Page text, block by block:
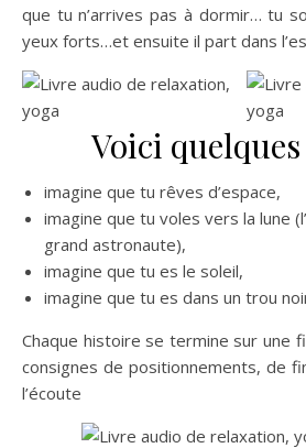
que tu n’arrives pas à dormir… tu
yeux forts…et ensuite il part dans
Voici
imagine que tu rêves d’espace,
imagine que tu voles vers la lune
grand astronaute),
imagine que tu es le soleil,
imagine que tu es dans un trou
Chaque histoire se termine sur une
consignes de positionnements, de
l’écoute